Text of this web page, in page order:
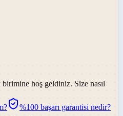
birimine hoş geldiniz. Size nasıl
%100 başarı garantisi nedir?